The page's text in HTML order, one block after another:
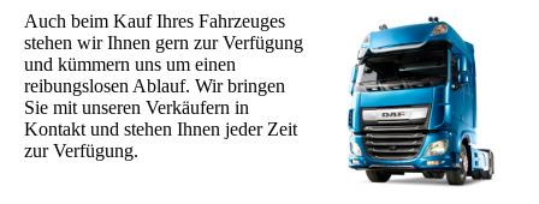
Auch beim Kauf Ihres Fahrzeuges
stehen wir Ihnen gern zur Verfügung
und kümmern uns um einen
reibungslosen Ablauf. Wir bringen
Sie mit unseren Verkäufern in
Kontakt und stehen Ihnen jeder Zeit
zur Verfügung.